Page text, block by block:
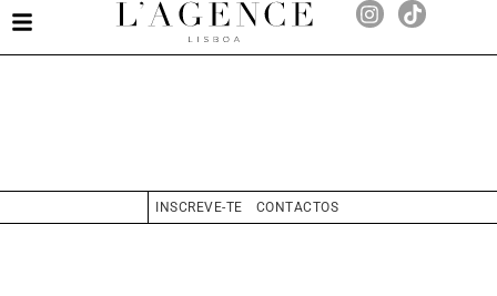
Inês Carnide
INSCREVE-TE CONTACTOS